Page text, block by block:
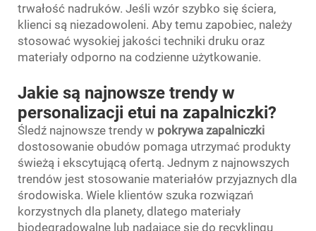
trwałość nadruków. Jeśli wzór szybko się ściera,
klienci są niezadowoleni. Aby temu zapobiec, należy
stosować wysokiej jakości techniki druku oraz
materiały odporno na codzienne użytkowanie.
Jakie są najnowsze trendy w
personalizacji etui na zapalniczki?
Śledź najnowsze trendy w pokrywa zapalniczki
dostosowanie obudów pomaga utrzymać produkty
świeżą i ekscytującą ofertą. Jednym z najnowszych
trendów jest stosowanie materiałów przyjaznych dla
środowiska. Wiele klientów szuka rozwiązań
korzystnych dla planety, dlatego materiały
biodegradowalne lub nadające się do recyklingu